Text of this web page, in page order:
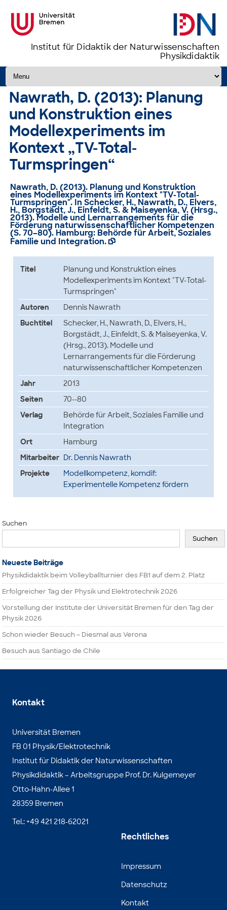
Institut für Didaktik der Naturwissenschaften
Physikdidaktik
Zum Inhalt springen
Nawrath, D. (2013): Planung
und Konstruktion eines
Modellexperiments im
Kontext „TV-Total-
Turmspringen“
Nawrath, D. (2013). Planung und Konstruktion
eines Modellexperiments im Kontext "TV-Total-
Turmspringen". In Schecker, H., Nawrath, D., Elvers,
H., Borgstädt, J., Einfeldt, S. & Maiseyenka, V. (Hrsg.,
2013). Modelle und Lernarrangements für die
Förderung naturwissenschaftlicher Kompetenzen
(S. 70–80). Hamburg: Behörde für Arbeit, Soziales
Familie und Integration. 
Titel
Planung und Konstruktion eines
Modellexperiments im Kontext "TV-Total-
Turmspringen"
Autoren
Dennis Nawrath
Buchtitel
Schecker, H., Nawrath, D., Elvers, H.,
Borgstädt, J., Einfeldt, S. & Maiseyenka, V.
(Hrsg., 2013). Modelle und
Lernarrangements für die Förderung
naturwissenschaftlicher Kompetenzen
Jahr
2013
Seiten
70--80
Verlag
Behörde für Arbeit, Soziales Familie und
Integration
Ort
Hamburg
Mitarbeiter Dr. Dennis Nawrath
Projekte
Modellkompetenz, komdif:
Experimentelle Kompetenz fördern
Suchen
Suchen
Neueste Beiträge
Physikdidaktik beim Volleyballturnier des FB1 auf dem 2. Platz
Erfolgreicher Tag der Physik und Elektrotechnik 2026
Vorstellung der Institute der Universität Bremen für den Tag der
Physik 2026
Schon wieder Besuch – Diesmal aus Verona
Besuch aus Santiago de Chile
Kontakt
Universität Bremen
FB 01 Physik/Elektrotechnik
Institut für Didaktik der Naturwissenschaften
Physikdidaktik – Arbeitsgruppe Prof. Dr. Kulgemeyer
Otto-Hahn-Allee 1
28359 Bremen
Tel.: +49 421 218-62021
Rechtliches
Impressum
Datenschutz
Kontakt